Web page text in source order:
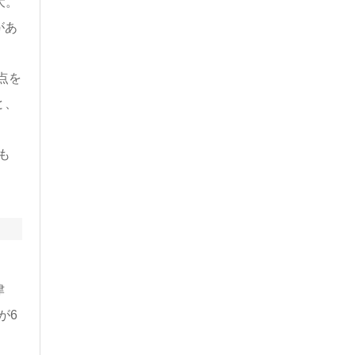
あ
を
6